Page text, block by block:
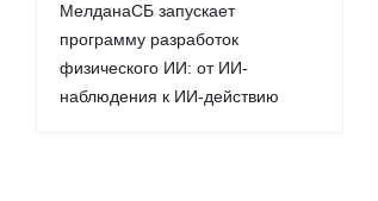
МелданаСБ запускает
программу разработок
физического ИИ: от ИИ-
наблюдения к ИИ-действию